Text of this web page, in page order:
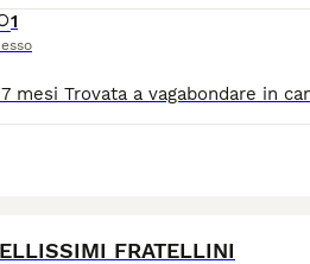
1
FRATELLINI